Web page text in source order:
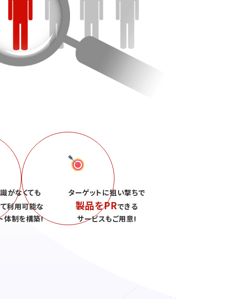
がなくても
利用可能な
体制を構築!
ターゲットに狙い撃ちで
製品をPRできる
サービスもご用意!